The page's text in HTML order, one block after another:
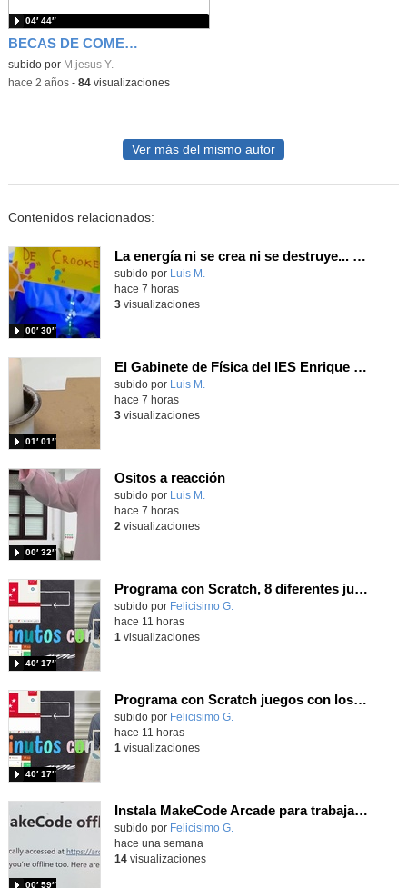
BECAS DE COMEDOR 2023 /2024
subido por M.jesus Y.
04′ 44″
-hace 2 años- 84visualizaciones
Ver más del mismo autor
Contenidos relacionados:
La energía ni se crea ni se destruye... ¡se experimenta! El Tierno en la Feria Madrid es Ciencia 2026
Contenido educativo.
subido por Luis M.
00′ 30″
hace 7 horas
3visualizaciones
El Gabinete de Física del IES Enrique Tierno Galván de Parla (Curso 25-26)
Contenido educativo.
subido por Luis M.
01′ 01″
hace 7 horas
3visualizaciones
Ositos a reacción
Contenido educativo.
subido por Luis M.
00′ 32″
hace 7 horas
2 visualizaciones
Programa con Scratch, 8 diferentes juegos para vivir la emoción de los partidos de España en el mundial 2026
Contenido educativo.
subido por Felicisimo G.
40′ 17″
hace 11 horas
1 visualizaciones
Programa con Scratch juegos con los partidos del mundial 2026 ganados por España
Contenido educativo.
subido por Felicisimo G.
40′ 17″
hace 11 horas
1 visualizaciones
Instala MakeCode Arcade para trabajar offline en tu tablet, ordenador, Chromebook
Contenido educativo.
subido por Felicisimo G.
00′ 59″
hace una semana
14visualizaciones